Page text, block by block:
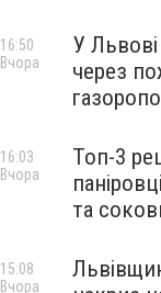
У Львові
через
16:50
Вчора
Топ-3
та
16:03
Вчора
15:08
Вчора